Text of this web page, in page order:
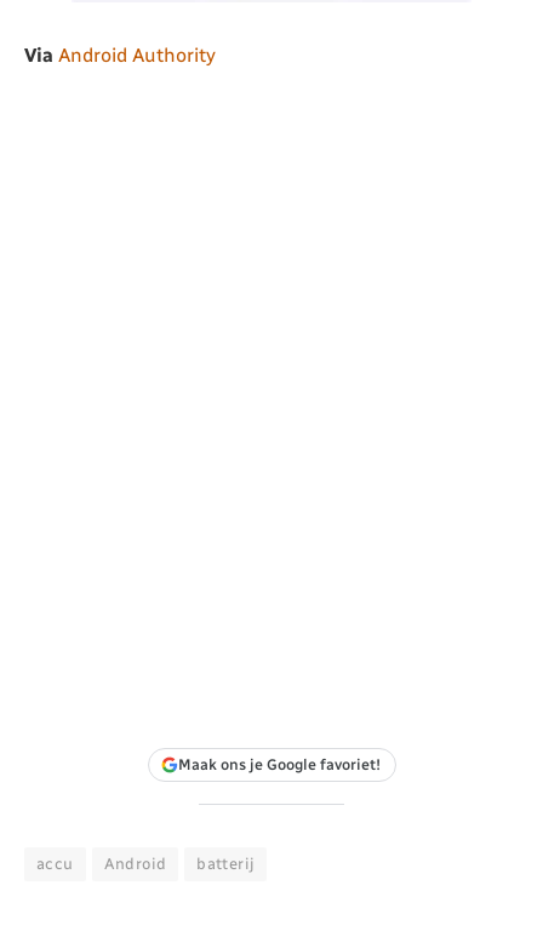
Via Android Authority
Maak ons je Google favoriet!
accu Android batterij